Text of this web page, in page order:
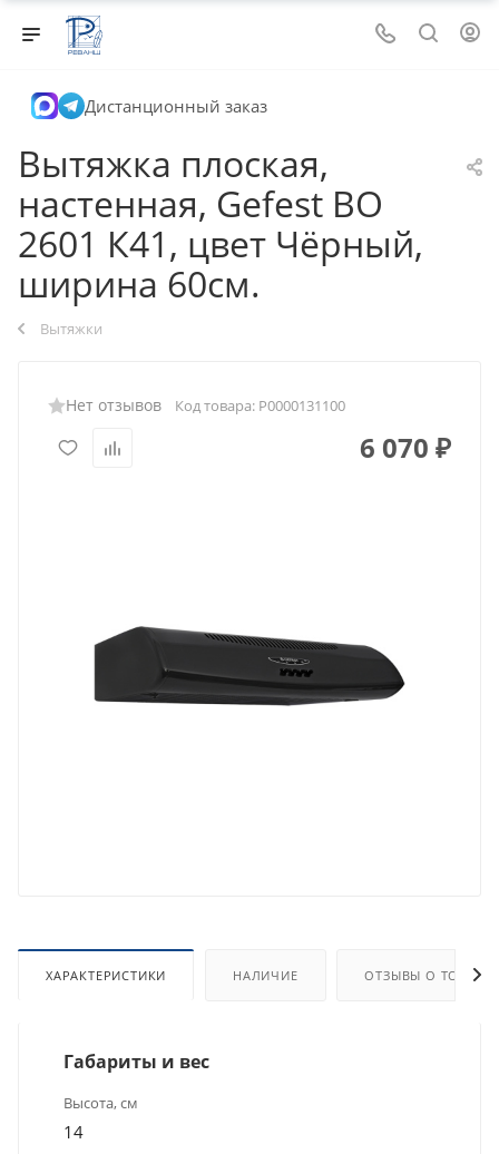
Дистанционный заказ
Вытяжка плоская,
настенная, Gefest ВО
2601 К41, цвет Чёрный,
ширина 60см.
Вытяжки
Нет отзывов Код товара: Р0000131100
6 070 ₽
ХАРАКТЕРИСТИКИ НАЛИЧИЕ ОТЗЫВЫ О ТОВАРЕ
Габариты и вес
Высота, см
14